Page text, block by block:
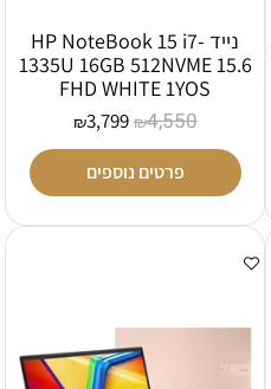
נייד HP NoteBook 15 i7-
1335U 16GB 512NVME 15.6
FHD WHITE 1YOS
₪4,550
₪3,799
פרטים נוספים